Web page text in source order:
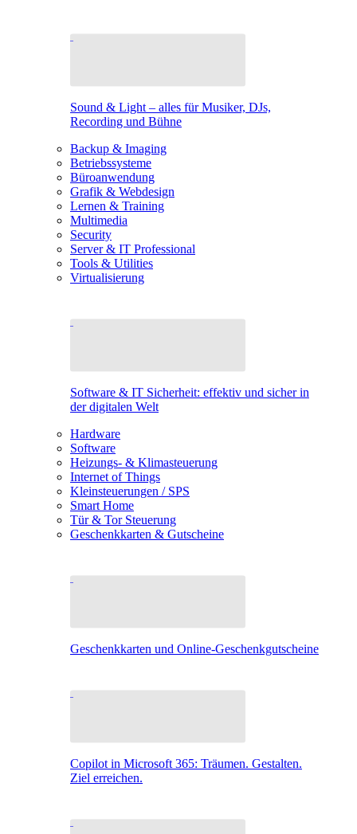
Sound & Light – alles für Musiker, DJs,
Recording und Bühne
Backup & Imaging
Betriebssysteme
Büroanwendung
Grafik & Webdesign
Lernen & Training
Multimedia
Security
Server & IT Professional
Tools & Utilities
Virtualisierung
Software & IT Sicherheit: effektiv und sicher in
der digitalen Welt
Hardware
Software
Heizungs- & Klimasteuerung
Internet of Things
Kleinsteuerungen / SPS
Smart Home
Tür & Tor Steuerung
Geschenkkarten & Gutscheine
Geschenkkarten und Online-Geschenkgutscheine
Copilot in Microsoft 365: Träumen. Gestalten.
Ziel erreichen.